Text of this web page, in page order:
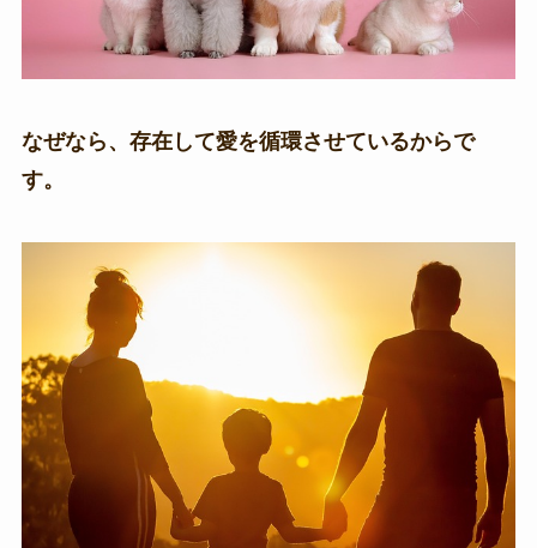
なぜなら、存在して愛を循環させているからで
す。